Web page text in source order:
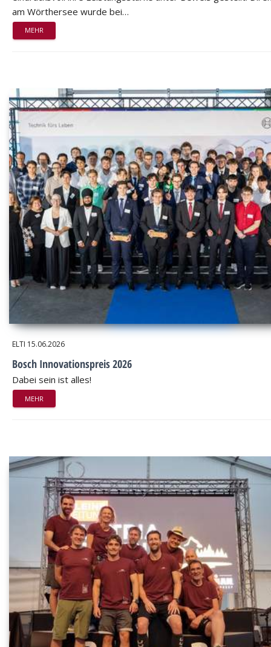
am Wörthersee wurde bei…
MEHR
ELTI 15.06.2026
Bosch Innovationspreis 2026
Dabei sein ist alles!
MEHR